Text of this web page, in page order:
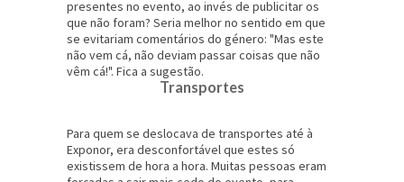
presentes no evento, ao invés de publicitar os
que não foram? Seria melhor no sentido em que
se evitariam comentários do género: "Mas este
não vem cá, não deviam passar coisas que não
vêm cá!". Fica a sugestão.
Transportes
Para quem se deslocava de transportes até à
Exponor, era desconfortável que estes só
existissem de hora a hora. Muitas pessoas eram